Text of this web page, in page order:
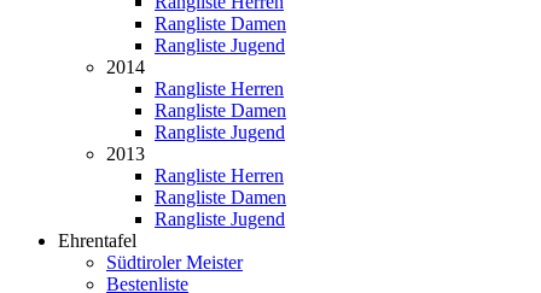
Rangliste Damen
Rangliste Jugend
2014
Rangliste Herren
Rangliste Damen
Rangliste Jugend
2013
Rangliste Herren
Rangliste Damen
Rangliste Jugend
Ehrentafel
Südtiroler Meister
Bestenliste